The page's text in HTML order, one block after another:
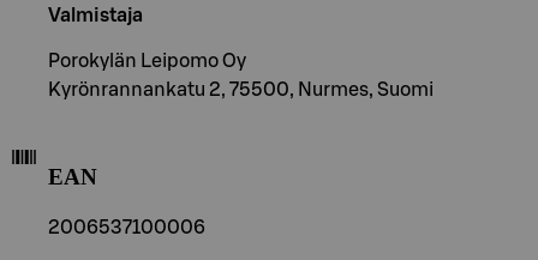
Valmistaja
Porokylän Leipomo Oy
Kyrönrannankatu 2, 75500, Nurmes, Suomi
EAN
2006537100006